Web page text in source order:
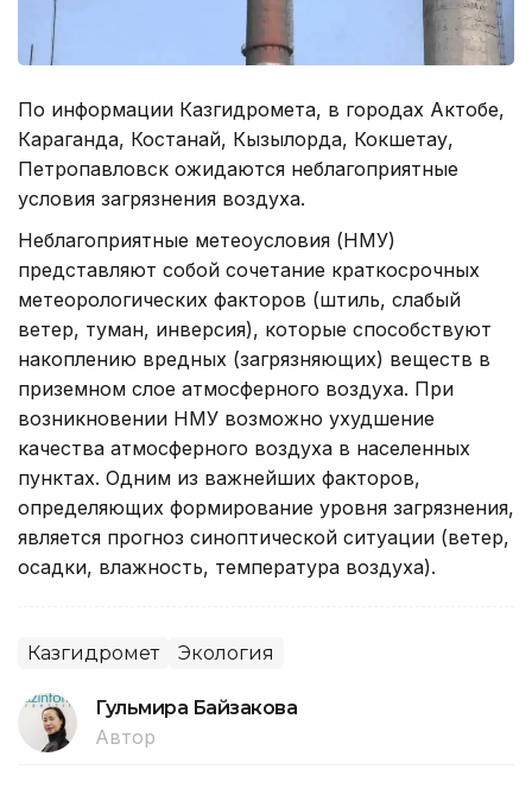
По информации Казгидромета, в городах Актобе,
Караганда, Костанай, Кызылорда, Кокшетау,
Петропавловск ожидаются неблагоприятные
условия загрязнения воздуха.
Неблагоприятные метеоусловия (НМУ)
представляют собой сочетание краткосрочных
метеорологических факторов (штиль, слабый
ветер, туман, инверсия), которые способствуют
накоплению вредных (загрязняющих) веществ в
приземном слое атмосферного воздуха. При
возникновении НМУ возможно ухудшение
качества атмосферного воздуха в населенных
пунктах. Одним из важнейших факторов,
определяющих формирование уровня загрязнения,
является прогноз синоптической ситуации (ветер,
осадки, влажность, температура воздуха).
Казгидромет Экология
Гульмира Байзакова
Автор